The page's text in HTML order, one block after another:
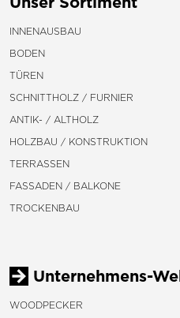
INNENAUSBAU
BODEN
TÜREN
SCHNITTHOLZ / FURNIER
ANTIK- / ALTHOLZ
HOLZBAU / KONSTRUKTION
TERRASSEN
FASSADEN / BALKONE
TROCKENBAU
Unternehmens-
WOODPECKER